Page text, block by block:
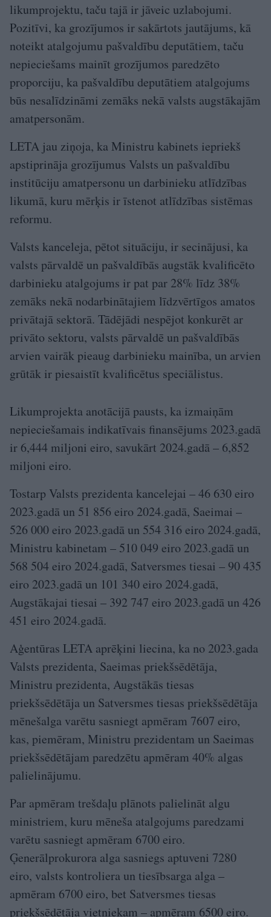
likumprojektu, taču tajā ir jāveic uzlabojumi.
Pozitīvi, ka grozījumos ir sakārtots jautājums, kā
noteikt atalgojumu pašvaldību deputātiem, taču
nepieciešams mainīt grozījumos paredzēto
proporciju, ka pašvaldību deputātiem atalgojums
būs nesalīdzināmi zemāks nekā valsts augstākajām
amatpersonām.
LETA jau ziņoja, ka Ministru kabinets iepriekš
apstiprināja grozījumus Valsts un pašvaldību
institūciju amatpersonu un darbinieku atlīdzības
likumā, kuru mērķis ir īstenot atlīdzības sistēmas
reformu.
Valsts kanceleja, pētot situāciju, ir secinājusi, ka
valsts pārvaldē un pašvaldībās augstāk kvalificēto
darbinieku atalgojums ir pat par 28% līdz 38%
zemāks nekā nodarbinātajiem līdzvērtīgos amatos
privātajā sektorā. Tādējādi nespējot konkurēt ar
privāto sektoru, valsts pārvaldē un pašvaldībās
arvien vairāk pieaug darbinieku mainība, un arvien
grūtāk ir piesaistīt kvalificētus speciālistus.
Likumprojekta anotācijā pausts, ka izmaiņām
nepieciešamais indikatīvais finansējums 2023.gadā
ir 6,444 miljoni eiro, savukārt 2024.gadā – 6,852
miljoni eiro.
Tostarp Valsts prezidenta kancelejai – 46 630 eiro
2023.gadā un 51 856 eiro 2024.gadā, Saeimai –
526 000 eiro 2023.gadā un 554 316 eiro 2024.gadā,
Ministru kabinetam – 510 049 eiro 2023.gadā un
568 504 eiro 2024.gadā, Satversmes tiesai – 90 435
eiro 2023.gadā un 101 340 eiro 2024.gadā,
Augstākajai tiesai – 392 747 eiro 2023.gadā un 426
451 eiro 2024.gadā.
Aģentūras LETA aprēķini liecina, ka no 2023.gada
Valsts prezidenta, Saeimas priekšsēdētāja,
Ministru prezidenta, Augstākās tiesas
priekšsēdētāja un Satversmes tiesas priekšsēdētāja
mēnešalga varētu sasniegt apmēram 7607 eiro,
kas, piemēram, Ministru prezidentam un Saeimas
priekšsēdētājam paredzētu apmēram 40% algas
palielinājumu.
Par apmēram trešdaļu plānots palielināt algu
ministriem, kuru mēneša atalgojums paredzami
varētu sasniegt apmēram 6700 eiro.
Ģenerālprokurora alga sasniegs aptuveni 7280
eiro, valsts kontroliera un tiesībsarga alga –
apmēram 6700 eiro, bet Satversmes tiesas
priekšsēdētāja vietniekam – apmēram 6500 eiro.